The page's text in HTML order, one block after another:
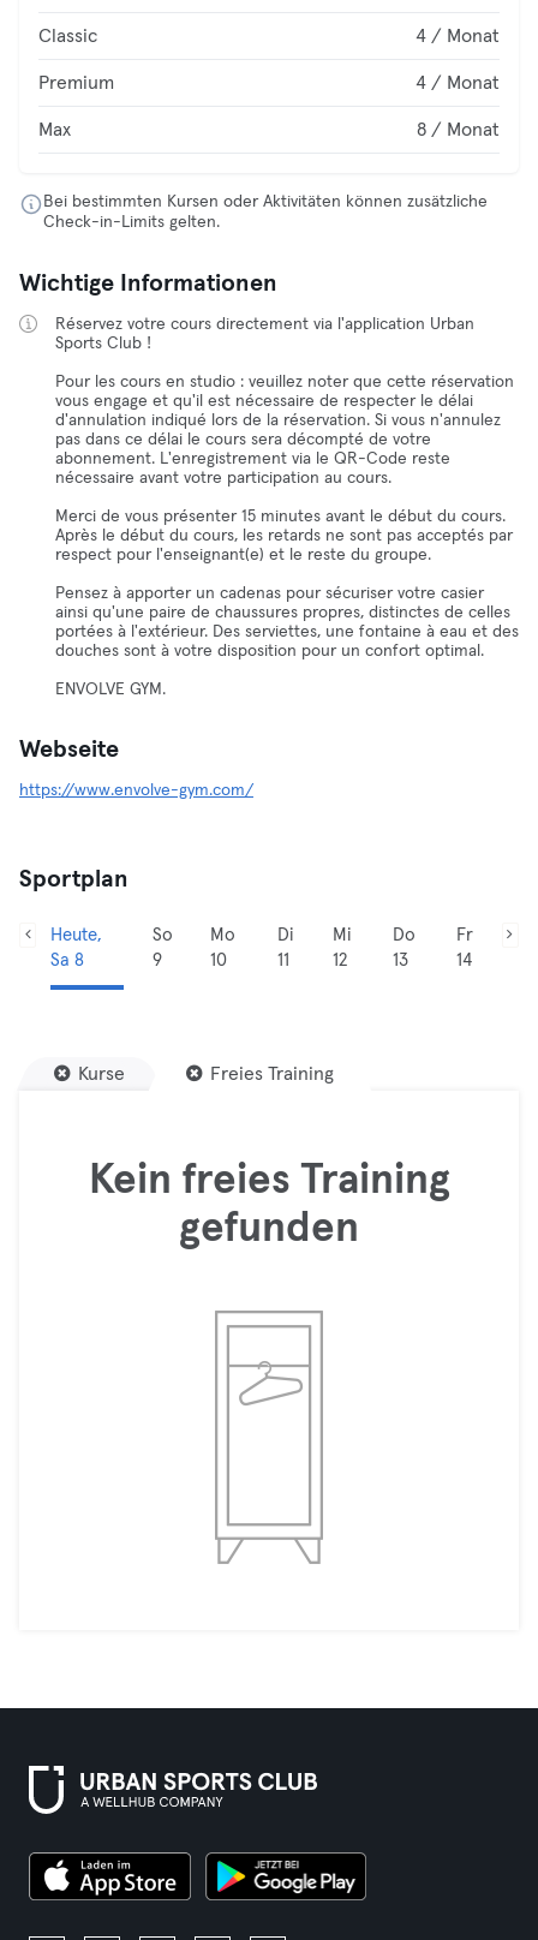
Classic 4 / Monat
Premium 4 / Monat
Max 8 / Monat
Bei bestimmten Kursen oder Aktivitäten können zusätzliche
Check-in-Limits gelten.
Wichtige Informationen
Réservez votre cours directement via l'application Urban
Sports Club !
Pour les cours en studio : veuillez noter que cette réservation
vous engage et qu'il est nécessaire de respecter le délai
d'annulation indiqué lors de la réservation. Si vous n'annulez
pas dans ce délai le cours sera décompté de votre
abonnement. L'enregistrement via le QR-Code reste
nécessaire avant votre participation au cours.
Merci de vous présenter 15 minutes avant le début du cours.
Après le début du cours, les retards ne sont pas acceptés par
respect pour l'enseignant(e) et le reste du groupe.
Pensez à apporter un cadenas pour sécuriser votre casier
ainsi qu'une paire de chaussures propres, distinctes de celles
portées à l'extérieur. Des serviettes, une fontaine à eau et des
douches sont à votre disposition pour un confort optimal.
ENVOLVE GYM.
Webseite
https://www.envolve-gym.com/
Sportplan
Heute,
Sa 8
So
9
Mo
10
Di
11
Mi
12
Do
13
Fr
14
Kurse Freies Training
Kein freies Training
gefunden